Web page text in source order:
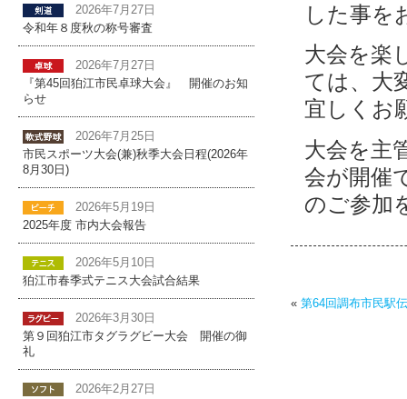
した事を
大会を楽
ては、大
宜しくお
大会を主
会が開催
のご参加
« 第64回調布市民駅
2026年7月27日
令和年８度秋の称号審査
2026年7月27日
『第45回狛江市民卓球大会』 開催のお知
らせ
2026年7月25日
市民スポーツ大会(兼)秋季大会日程(2026年
8月30日)
2026年5月19日
2025年度 市内大会報告
2026年5月10日
狛江市春季式テニス大会試合結果
2026年3月30日
第９回狛江市タグラグビー大会 開催の御
礼
2026年2月27日